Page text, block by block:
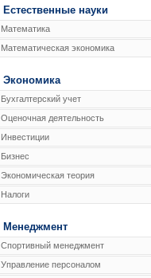
Естественные науки
Математика
Математическая экономика
Экономика
Бухгалтерский учет
Оценочная деятельность
Инвестиции
Бизнес
Экономическая теория
Налоги
Менеджмент
Спортивный менеджмент
Управление персоналом